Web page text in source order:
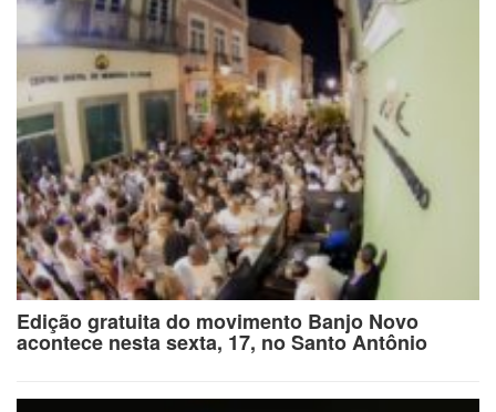
Edição gratuita do movimento Banjo Novo
acontece nesta sexta, 17, no Santo Antônio